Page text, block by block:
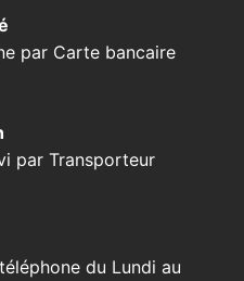
par Carte bancaire
par Transporteur
du Lundi au